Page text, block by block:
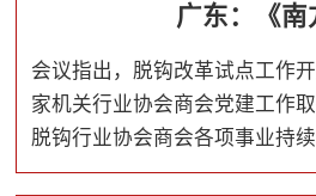
广东：《南
会议指出，脱钩改革试点工作
家机关行业协会商会党建工作
脱钩行业协会商会各项事业持
保证。中央和国家机关各行业